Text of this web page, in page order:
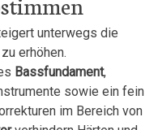
unterwegs die
erhöhen.
Bassfundament,
sowie ein‌ fein
im ‍Bereich von